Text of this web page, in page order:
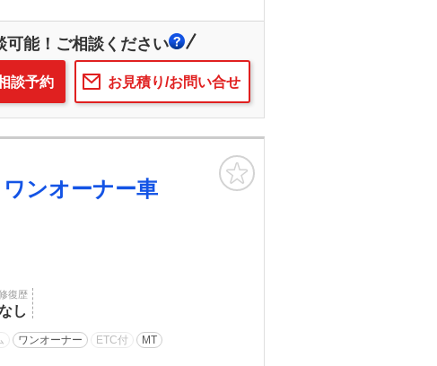
可能！ご相談ください
お見積り/お問い合せ
談予約
ンオーナー車
復歴
し
ワンオーナー ETC付 MT